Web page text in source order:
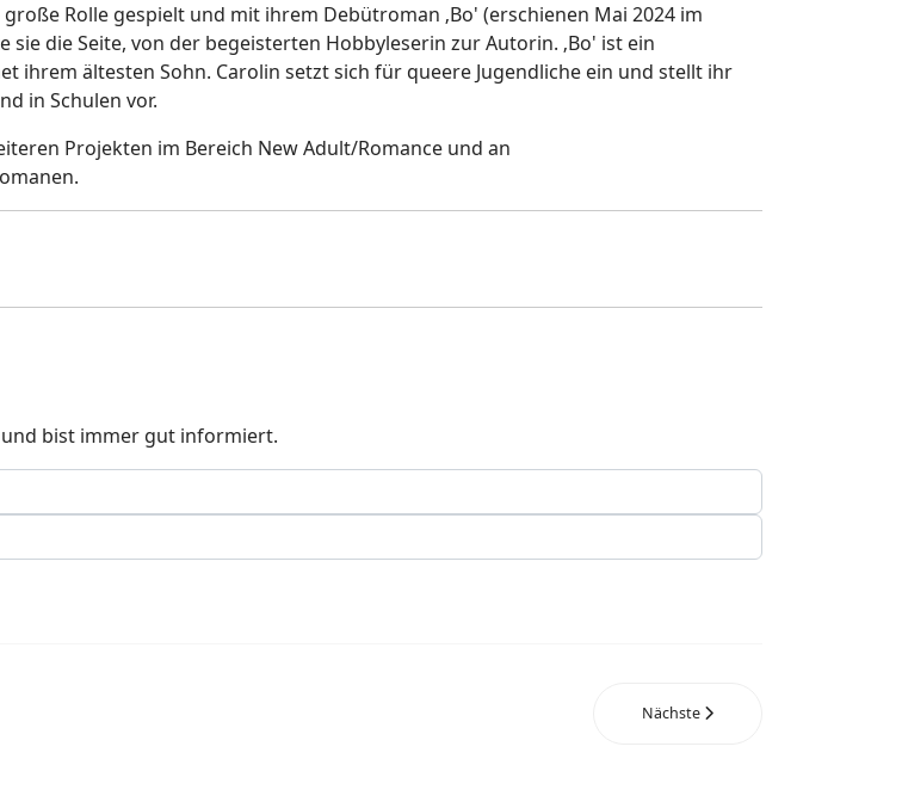
Rolle gespielt und mit ihrem Debütroman ‚Bo' (erschienen Mai 2024 im
sie die Seite, von der begeisterten Hobbyleserin zur Autorin. ‚Bo' ist ein
ihrem ältesten Sohn. Carolin setzt sich für queere Jugendliche ein und stellt ihr
in Schulen vor.
Projekten im Bereich New Adult/Romance und an
und bist immer gut informiert.
Nächste